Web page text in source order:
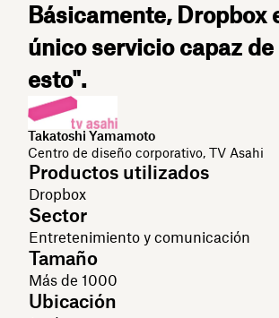
Básicamente, Dropbox
único servicio capaz
esto".
Takatoshi Yamamoto
Centro de diseño corporativo, TV Asahi
Productos utilizados
Dropbox
Sector
Entretenimiento y comunicación
Tamaño
Más de 1000
Ubicación